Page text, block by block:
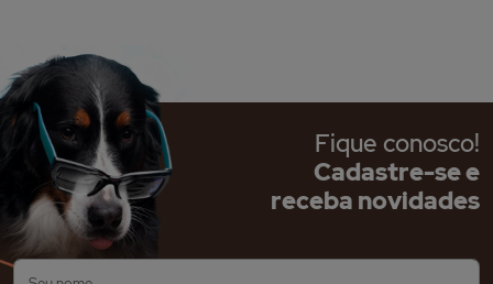
Fique conosco!
Cadastre-se e
receba novidades